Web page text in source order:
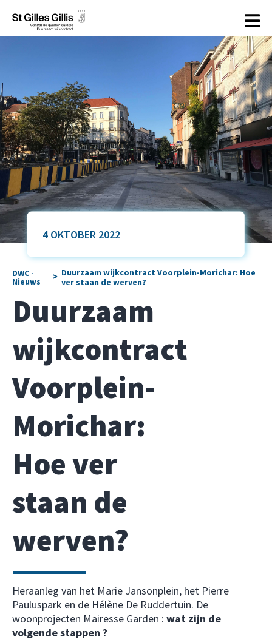
inhoud
4 OKTOBER 2022
DWC -
Nieuws > Duurzaam wijkcontract Voorplein-Morichar: Hoe
ver staan de werven?
Duurzaam
wijkcontract
Voorplein-
Morichar:
Hoe ver
staan de
werven?
Heraanleg van het Marie Jansonplein, het Pierre
Pauluspark en de Hélène De Ruddertuin. De
woonprojecten Mairesse Garden : wat zijn de
volgende stappen ?